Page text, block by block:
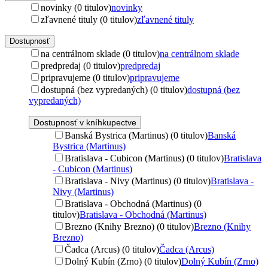
novinky (0 titulov)novinky
zľavnené tituly (0 titulov)zľavnené tituly
Dostupnosť
na centrálnom sklade (0 titulov)na centrálnom sklade
predpredaj (0 titulov)predpredaj
pripravujeme (0 titulov)pripravujeme
dostupná (bez vypredaných) (0 titulov)dostupná (bez
vypredaných)
Dostupnosť v kníhkupectve
Banská Bystrica (Martinus) (0 titulov)Banská
Bystrica (Martinus)
Bratislava - Cubicon (Martinus) (0 titulov)Bratislava
- Cubicon (Martinus)
Bratislava - Nivy (Martinus) (0 titulov)Bratislava -
Nivy (Martinus)
Bratislava - Obchodná (Martinus) (0
titulov)Bratislava - Obchodná (Martinus)
Brezno (Knihy Brezno) (0 titulov)Brezno (Knihy
Brezno)
Čadca (Arcus) (0 titulov)Čadca (Arcus)
Dolný Kubín (Zrno) (0 titulov)Dolný Kubín (Zrno)